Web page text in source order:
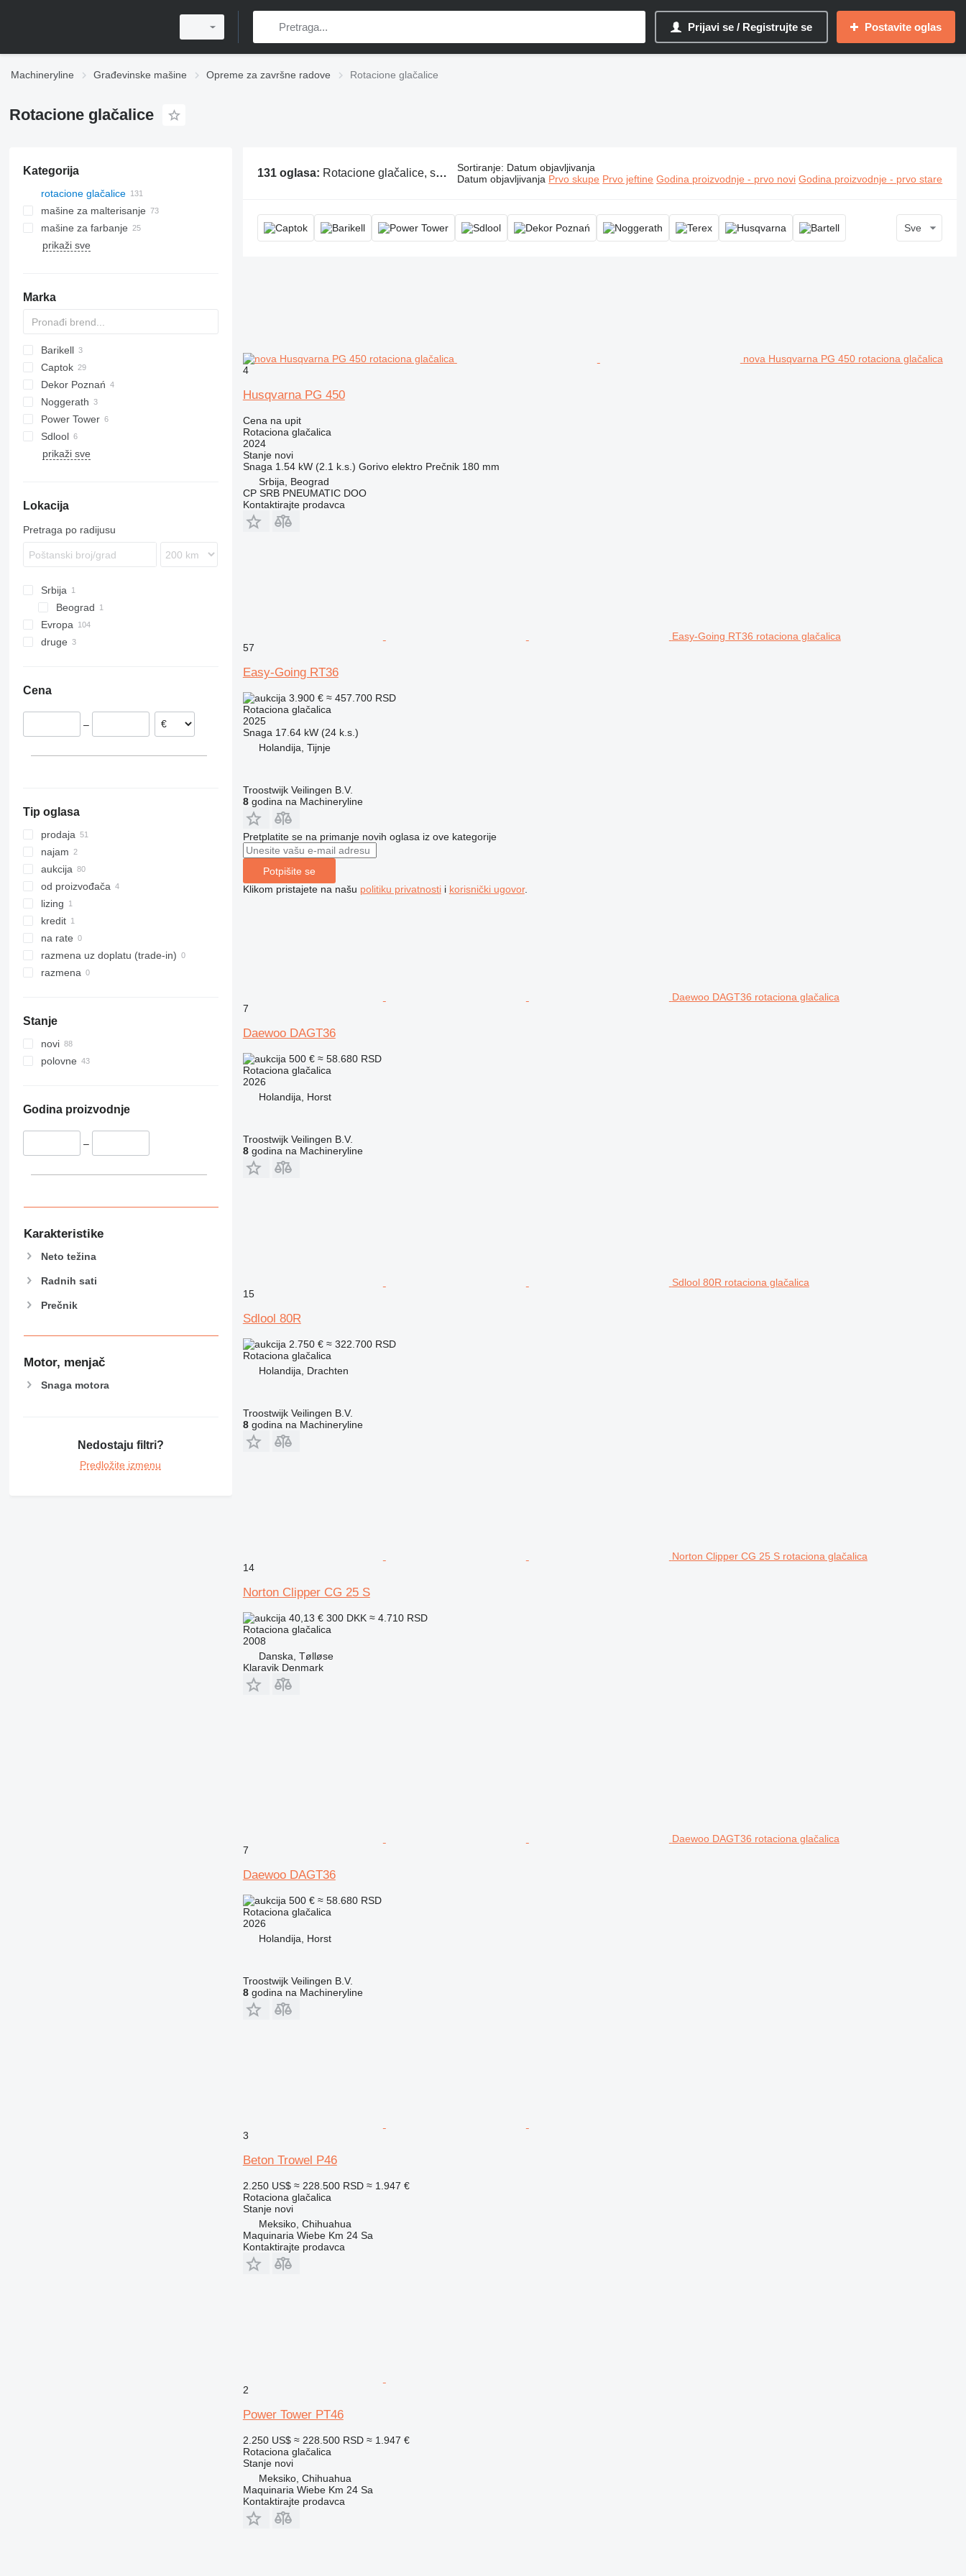
Prijavi se / Registrujte se Postavite oglas
Machineryline Građevinske mašine Opreme za završne radove Rotacione glačalice
Rotacione glačalice
Kategorija
rotacione glačalice
mašine za malterisanje
mašine za farbanje
prikaži sve
Marka
Barikell
Captok
CK
Dekor Poznań
BG
Noggerath
Power Tower
Sdlool
SL
prikaži sve
Lokacija
Pretraga po radijusu
Srbija
Beograd
Evropa
Španija
Danska
Holandija
druge
Cena
–
Tip oglasa
prodaja
najam
aukcija
od proizvođača
lizing
kredit
na rate
razmena uz doplatu (trade-in)
razmena
Stanje
novi
polovne
Godina proizvodnje
–
Karakteristike
Neto težina
Radnih sati
Prečnik
Motor, menjač
Snaga motora
Nedostaju filtri?
Predložite izmenu
131 oglasa: Rotacione glačalice, stroj za gletanje Sortiranje: Datum objavljivanja
Datum objavljivanja Prvo skupe Prvo jeftine Godina proizvodnje - prvo novi Godina proizvodnje - prvo stare
Sve
nova Husqvarna PG 450 rotaciona glačalica
4
Husqvarna PG 450
Cena na upit
Rotaciona glačalica
2024
Stanjenovi
Snaga 1.54 kW (2.1 k.s.) Gorivo elektro Prečnik 180 mm
Srbija, Beograd
CP SRB PNEUMATIC DOO
Kontaktirajte prodavca
Easy-Going RT36 rotaciona glačalica
57
Easy-Going RT36
3.900 € ≈ 457.700 RSD
Rotaciona glačalica
2025
Snaga 17.64 kW (24 k.s.)
Holandija, Tijnje
Troostwijk Veilingen B.V.
8godina na Machineryline
Pretplatite se na primanje novih oglasa iz ove kategorije
Potpišite se
Klikom pristajete na našu politiku privatnostii korisnički ugovor.
Daewoo DAGT36 rotaciona glačalica
7
Daewoo DAGT36
500 € ≈ 58.680 RSD
Rotaciona glačalica
2026
Holandija, Horst
Troostwijk Veilingen B.V.
8godina na Machineryline
Sdlool 80R rotaciona glačalica
15
Sdlool 80R
2.750 € ≈ 322.700 RSD
Rotaciona glačalica
Holandija, Drachten
Troostwijk Veilingen B.V.
8godina na Machineryline
Norton Clipper CG 25 S rotaciona glačalica
14
Norton Clipper CG 25 S
40,13 € 300 DKK ≈ 4.710 RSD
Rotaciona glačalica
2008
Danska, Tølløse
Klaravik Denmark
Daewoo DAGT36 rotaciona glačalica
7
Daewoo DAGT36
500 € ≈ 58.680 RSD
Rotaciona glačalica
2026
Holandija, Horst
Troostwijk Veilingen B.V.
8godina na Machineryline
3
Beton Trowel P46
2.250 US$ ≈ 228.500 RSD ≈ 1.947 €
Rotaciona glačalica
Stanjenovi
Meksiko, Chihuahua
Maquinaria Wiebe Km 24 Sa
Kontaktirajte prodavca
2
Power Tower PT46
2.250 US$ ≈ 228.500 RSD ≈ 1.947 €
Rotaciona glačalica
Stanjenovi
Meksiko, Chihuahua
Maquinaria Wiebe Km 24 Sa
Kontaktirajte prodavca